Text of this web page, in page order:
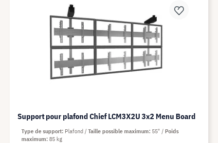
Support pour plafond Chief LCM3X2U 3x2 Menu Board
Type de support Plafond Taille possible maximum 55"
Poids
maximum 85 kg